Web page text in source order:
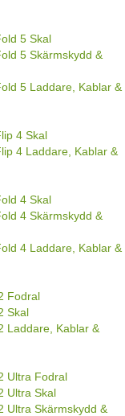
5 Skal
5 Skärmskydd &
5 Laddare, Kablar &
4 Skal
4 Laddare, Kablar &
4 Skal
4 Skärmskydd &
4 Laddare, Kablar &
Fodral
Skal
Laddare, Kablar &
Ultra Fodral
Ultra Skal
Ultra Skärmskydd &